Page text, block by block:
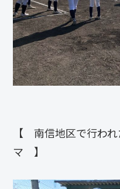
【 南信地区で行わ
マ 】